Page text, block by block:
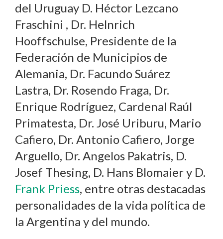
del Uruguay D. Héctor Lezcano
Fraschini , Dr. Helnrich
Hooffschulse, Presidente de la
Federación de Municipios de
Alemania, Dr. Facundo Suárez
Lastra, Dr. Rosendo Fraga, Dr.
Enrique Rodríguez, Cardenal Raúl
Primatesta, Dr. José Uriburu, Mario
Cafiero, Dr. Antonio Cafiero, Jorge
Arguello, Dr. Angelos Pakatris, D.
Josef Thesing, D. Hans Blomaier y D.
Frank Priess, entre otras destacadas
personalidades de la vida política de
la Argentina y del mundo.